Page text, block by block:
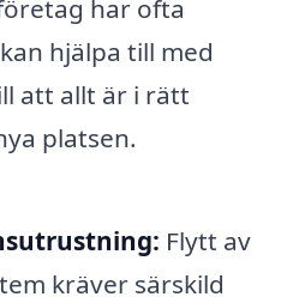
har ofta
hjälpa till med
att allt är i rätt
platsen.
Flytt av
kräver särskild